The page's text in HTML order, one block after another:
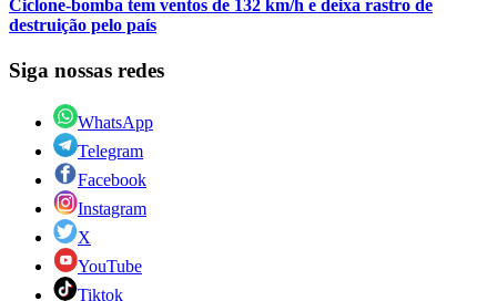
Ciclone-bomba tem ventos de 132 km/h e deixa rastro de
destruição pelo país
Siga nossas redes
WhatsApp
Telegram
Facebook
Instagram
X
YouTube
Tiktok